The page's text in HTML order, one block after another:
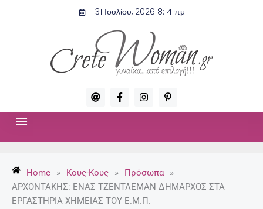
31 Ιουλίου, 2026 8:14 πμ
A
t
F
a
c
I
n
s
P
i
n
p
Home » Κους-Κους » Πρόσωπα
»
ΑΡΧΟΝΤΑΚΗΣ: ΕΝΑΣ ΤΖΕΝΤΛΕΜΑΝ ΔΗΜΑΡΧΟΣ ΣΤΑ
ΕΡΓΑΣΤΗΡΙΑ ΧΗΜΕΙΑΣ ΤΟΥ Ε.Μ.Π.